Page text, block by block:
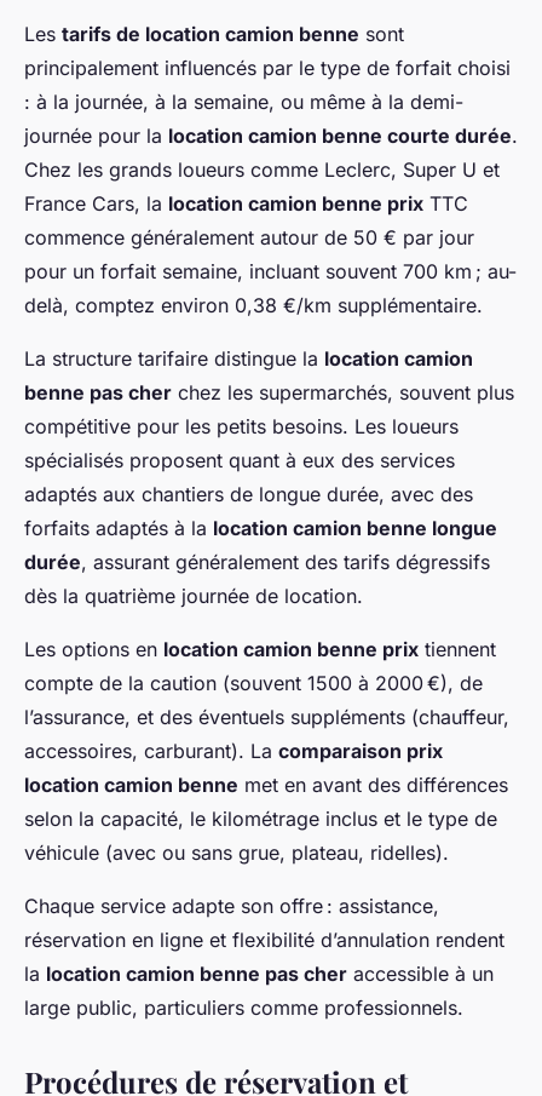
Les tarifs de location camion benne sont
principalement influencés par le type de forfait choisi
: à la journée, à la semaine, ou même à la demi-
journée pour la location camion benne courte durée.
Chez les grands loueurs comme Leclerc, Super U et
France Cars, la location camion benne prix TTC
commence généralement autour de 50 € par jour
pour un forfait semaine, incluant souvent 700 km ; au-
delà, comptez environ 0,38 €/km supplémentaire.
La structure tarifaire distingue la location camion
benne pas cher chez les supermarchés, souvent plus
compétitive pour les petits besoins. Les loueurs
spécialisés proposent quant à eux des services
adaptés aux chantiers de longue durée, avec des
forfaits adaptés à la location camion benne longue
durée, assurant généralement des tarifs dégressifs
dès la quatrième journée de location.
Les options en location camion benne prix tiennent
compte de la caution (souvent 1500 à 2000 €), de
l’assurance, et des éventuels suppléments (chauffeur,
accessoires, carburant). La comparaison prix
location camion benne met en avant des différences
selon la capacité, le kilométrage inclus et le type de
véhicule (avec ou sans grue, plateau, ridelles).
Chaque service adapte son offre : assistance,
réservation en ligne et flexibilité d’annulation rendent
la location camion benne pas cher accessible à un
large public, particuliers comme professionnels.
Procédures de réservation et